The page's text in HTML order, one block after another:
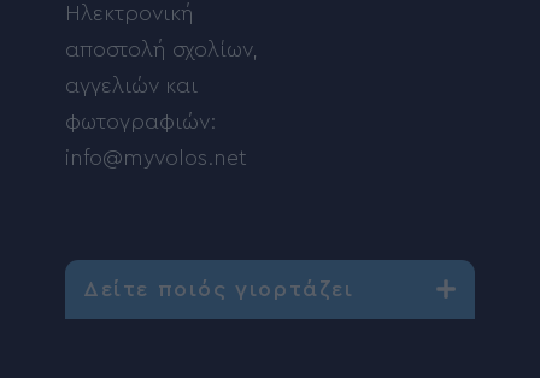
Ηλεκτρονική
αποστολή σχολίων,
αγγελιών και
φωτογραφιών:
info@myvolos.net
Δείτε ποιός γιορτάζει